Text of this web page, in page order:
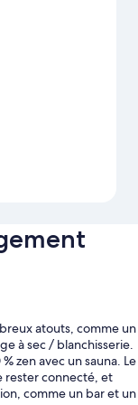
atouts, comme un
à sec / blanchisserie.
zen avec un sauna. Le
rester connecté, et
comme un bar et un